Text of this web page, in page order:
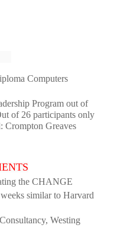
Computers
Program out of
of 26 participants only
Crompton Greaves
the CHANGE
similar to Harvard
Westing